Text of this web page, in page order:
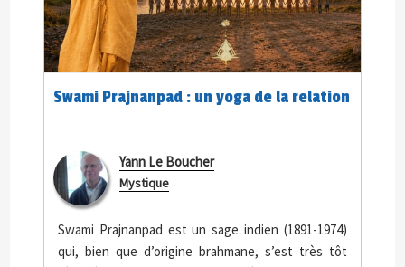
Swami Prajnanpad : un yoga de la relation
Yann Le Boucher
Mystique
Swami Prajnanpad est un sage indien (1891-1974)
qui, bien que d’origine brahmane, s’est très tôt